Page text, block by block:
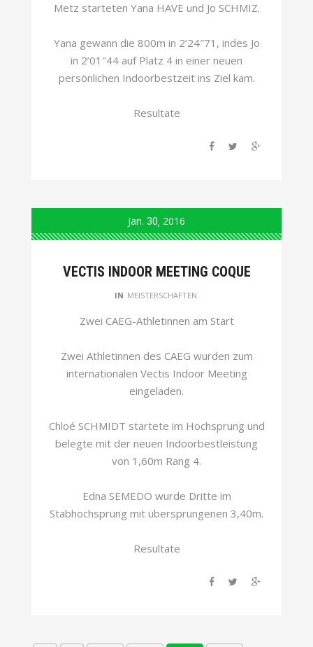
Metz starteten Yana HAVE und Jo SCHMIZ.
Yana gewann die 800m in 2’24″71, indes Jo
in 2’01″44 auf Platz 4 in einer neuen
persönlichen Indoorbestzeit ins Ziel kam.
Resultate
Jan. 30 2016
VECTIS INDOOR MEETING COQUE
IN MEISTERSCHAFTEN
Zwei CAEG-Athletinnen am Start
Zwei Athletinnen des CAEG wurden zum
internationalen Vectis Indoor Meeting
eingeladen.
Chloé SCHMIDT startete im Hochsprung und
belegte mit der neuen Indoorbestleistung
von 1,60m Rang 4.
Edna SEMEDO wurde Dritte im
Stabhochsprung mit übersprungenen 3,40m.
Resultate